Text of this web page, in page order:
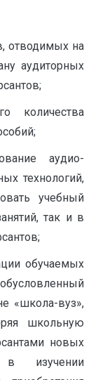
отводимых на
аудиторных
количества
аудио-
технологий,
учебный
так и в
обучаемых
«школа-вуз»,
школьную
новых
в изучении